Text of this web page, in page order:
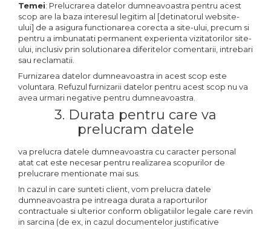
Temei: Prelucrarea datelor dumneavoastra pentru acest
scop are la baza interesul legitim al [detinatorul website-
ului] de a asigura functionarea corecta a site-ului, precum si
pentru a imbunatati permanent experienta vizitatorilor site-
ului, inclusiv prin solutionarea diferitelor comentarii, intrebari
sau reclamatii.
Furnizarea datelor dumneavoastra in acest scop este
voluntara. Refuzul furnizarii datelor pentru acest scop nu va
avea urmari negative pentru dumneavoastra.
3. Durata pentru care va
prelucram datele
va prelucra datele dumneavoastra cu caracter personal
atat cat este necesar pentru realizarea scopurilor de
prelucrare mentionate mai sus.
In cazul in care sunteti client, vom prelucra datele
dumneavoastra pe intreaga durata a raporturilor
contractuale si ulterior conform obligatiilor legale care revin
in sarcina (de ex, in cazul documentelor justificative